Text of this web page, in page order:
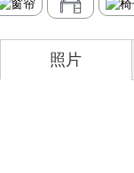
照片